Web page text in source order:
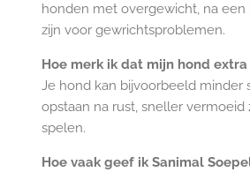
honden met overgewicht, na
zijn voor gewrichtsproblemen.
Hoe merk ik dat mijn hond
Je hond kan bijvoorbeeld
opstaan na rust, sneller
spelen.
Hoe vaak geef ik Sanimal